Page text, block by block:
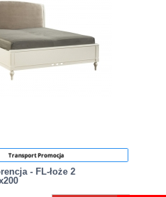
Transport Promocja
- FL-łoże 2